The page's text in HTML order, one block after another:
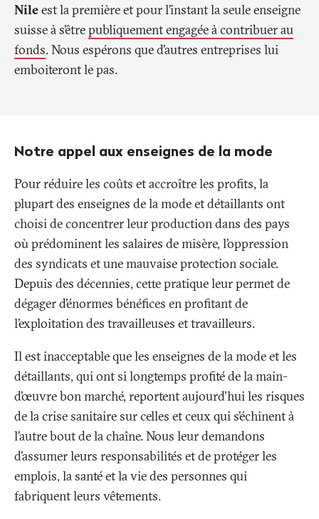
Nileest la première et pour l’instant la seule enseigne
suisse à s’êtrepubliquement engagée à contribuer au
fonds. Nous espérons que d’autres entreprises lui
emboiteront le pas.
Notre appel aux enseignes de la mode
Pour réduire les coûts et accroître les profits, la
plupart des enseignes de la mode et détaillants ont
choisi de concentrer leur production dans des pays
où prédominent les salaires de misère, l’oppression
des syndicats et une mauvaise protection sociale.
Depuis des décennies, cette pratique leur permet de
dégager d’énormes bénéfices en profitant de
l’exploitation des travailleuses et travailleurs.
Il est inacceptable que les enseignes de la mode et les
détaillants, qui ont si longtemps profité de la main-
d’œuvre bon marché, reportent aujourd'hui les risques
de la crise sanitaire sur celles et ceux qui s’échinent à
l’autre bout de la chaîne. Nous leur demandons
d’assumer leurs responsabilités et de protéger les
emplois, la santé et la vie des personnes qui
fabriquent leurs vêtements.